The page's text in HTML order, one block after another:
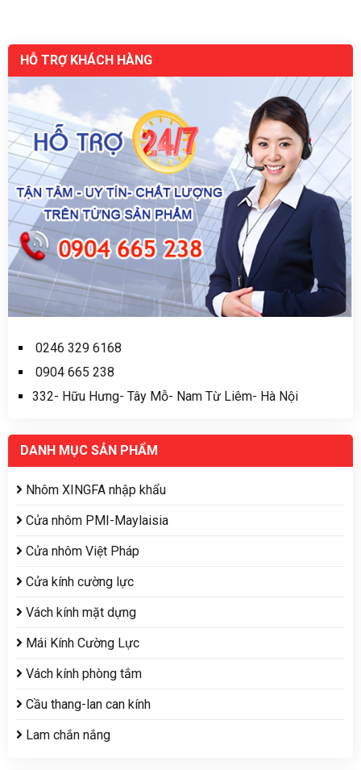
HỖ TRỢ KHÁCH HÀNG
0246 329 6168
0904 665 238
332- Hữu Hưng- Tây Mỗ- Nam Từ Liêm- Hà Nội
DANH MỤC SẢN PHẨM
Nhôm XINGFA nhập khẩu
Cửa nhôm PMI-Maylaisia
Cửa nhôm Việt Pháp
Cửa kính cường lực
Vách kính mặt dựng
Mái Kính Cường Lực
Vách kính phòng tắm
Cầu thang-lan can kính
Lam chắn nắng